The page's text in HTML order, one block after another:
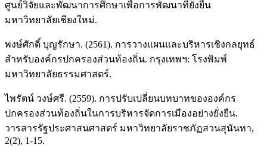
ศูนย์วิจัยและพัฒนาการศึกษาเพื่อการพัฒนาที่ยั่งยืน
มหาวิทยาลัยเชียงใหม่.
พงษ์ศักดิ์ บุญรักษา. (2561). การวางแผนและบริหารเชิงกลยุทธ์
สำหรับองค์กรปกครองส่วนท้องถิ่น. กรุงเทพฯ: โรงพิมพ์
มหาวิทยาลัยธรรมศาสตร์.
ไพรัตน์ วงษ์ศรี. (2559). การปรับเปลี่ยนบทบาทขององค์กร
ปกครองส่วนท้องถิ่นในการบริหารจัดการเมืองอย่างยั่งยืน.
วารสารรัฐประศาสนศาสตร์ มหาวิทยาลัยราชภัฏสวนสุนันทา,
2(2), 1-15.